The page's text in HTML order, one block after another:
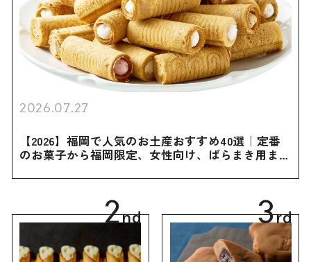
2026.07.27
【2026】福岡で人気のお土産おすすめ40選｜定番
のお菓子から福岡限定、女性向け、ばらまき用まで
2nd 3rd